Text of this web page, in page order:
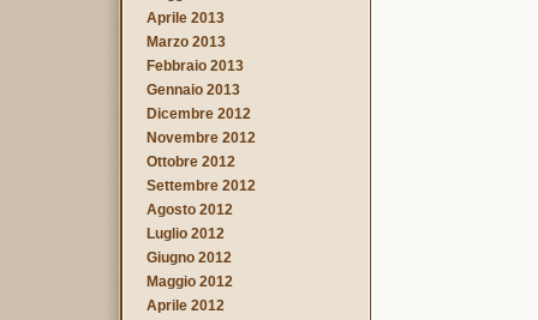
Aprile 2013
Marzo 2013
Febbraio 2013
Gennaio 2013
Dicembre 2012
Novembre 2012
Ottobre 2012
Settembre 2012
Agosto 2012
Luglio 2012
Giugno 2012
Maggio 2012
Aprile 2012